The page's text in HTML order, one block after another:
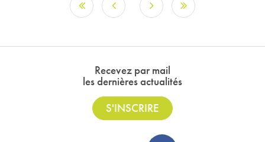
Recevez par mail
les dernières actualités
S'INSCRIRE